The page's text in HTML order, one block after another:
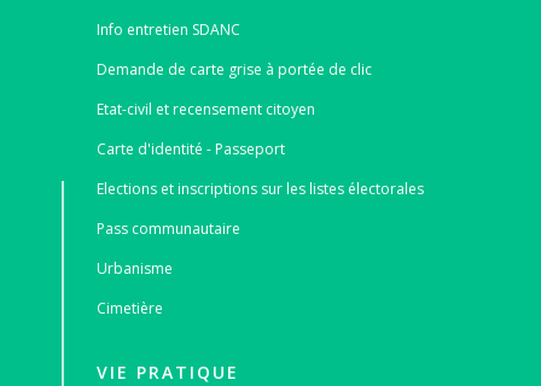
Info entretien SDANC
Demande de carte grise à portée de clic
Etat-civil et recensement citoyen
Carte d'identité - Passeport
Elections et inscriptions sur les listes électorales
Pass communautaire
Urbanisme
Cimetière
VIE PRATIQUE